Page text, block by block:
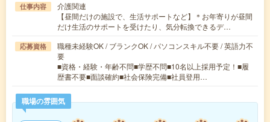
仕事内容
介護関連
【昼間だけの施設で、生活サポートなど】＊お年寄りが昼間
だけ生活のサポートを受けたり、気分転換できるデ…
応募資格
職種未経験OK / ブランクOK / パソコンスキル不要 / 英語力不
要
■資格・経験・年齢不問■学歴不問■10名以上採用予定！■履
歴書不要■面談確約■社会保険完備■社員登用…
職場の雰囲気